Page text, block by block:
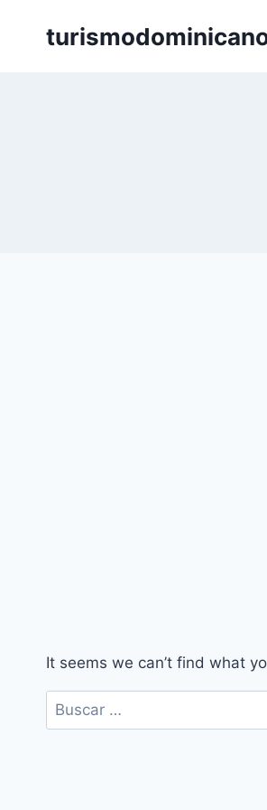
It seems we can’t find what
Buscar: